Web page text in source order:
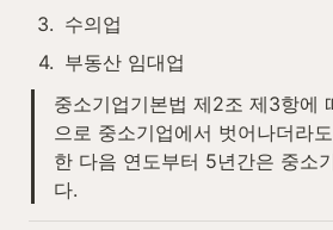
3. 수의업
4. 부동산 임대업
중소기업기본법 제2조 제3항에
으로 중소기업에서 벗어나더라
한 다음 연도부터 5년간은 중소
다.